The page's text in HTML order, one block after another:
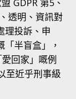
透明、資訊對
理投訴、申
半盲盒」，
回家」嘅例
至近乎刑事級